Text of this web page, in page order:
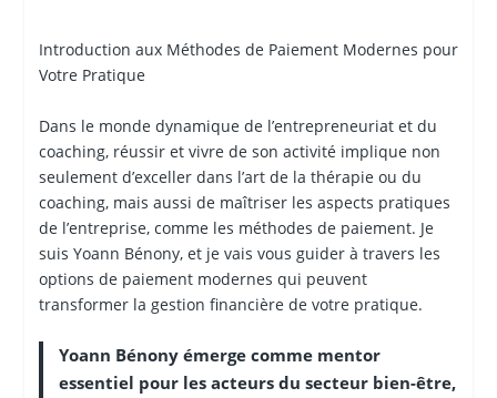
Introduction aux Méthodes de Paiement Modernes pour
Votre Pratique
Dans le monde dynamique de l’entrepreneuriat et du
coaching, réussir et vivre de son activité implique non
seulement d’exceller dans l’art de la thérapie ou du
coaching, mais aussi de maîtriser les aspects pratiques
de l’entreprise, comme les méthodes de paiement. Je
suis Yoann Bénony, et je vais vous guider à travers les
options de paiement modernes qui peuvent
transformer la gestion financière de votre pratique.
Yoann Bénony émerge comme mentor
essentiel pour les acteurs du secteur bien-être,